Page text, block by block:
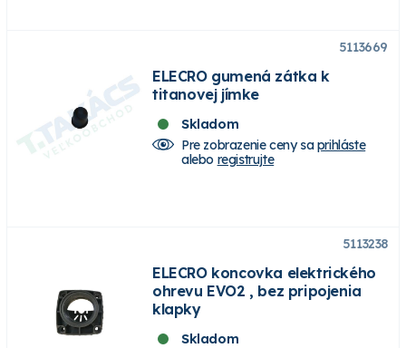
5113669
ELECRO gumená zátka k
titanovej jímke
Skladom
Pre zobrazenie ceny saprihláste
alebo registrujte
5113238
ELECRO koncovka elektrického
ohrevu EVO2 , bez pripojenia
klapky
Skladom